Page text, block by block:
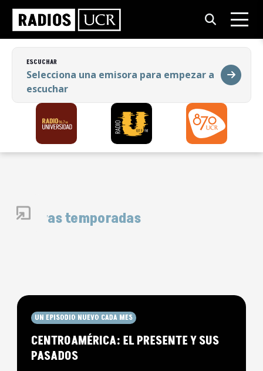
ESCUCHAR
Selecciona una emisora para empezar a
escuchar
ESCUCHAR
Selecciona una emisora para empezar a
escuchar
Nuevas temporadas
UN EPISODIO NUEVO CADA MES
CENTROAMÉRICA: EL PRESENTE Y SUS
PASADOS